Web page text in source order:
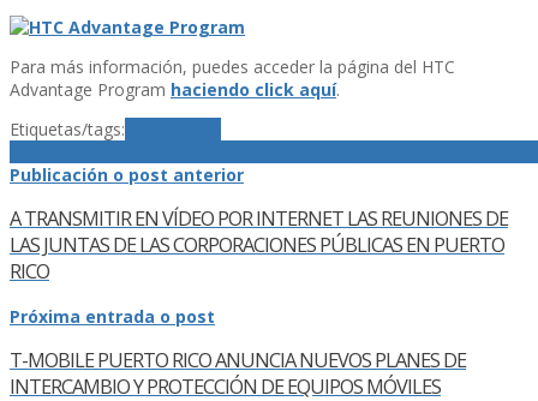
Para más información, puedes acceder la página del HTC
Advantage Program haciendo click aquí­.
Etiquetas/tags:
Publicación o post anterior
A TRANSMITIR EN VÍ­DEO POR INTERNET LAS REUNIONES DE
LAS JUNTAS DE LAS CORPORACIONES PÚBLICAS EN PUERTO
RICO
Próxima entrada o post
T-MOBILE PUERTO RICO ANUNCIA NUEVOS PLANES DE
INTERCAMBIO Y PROTECCIÓN DE EQUIPOS MÓVILES